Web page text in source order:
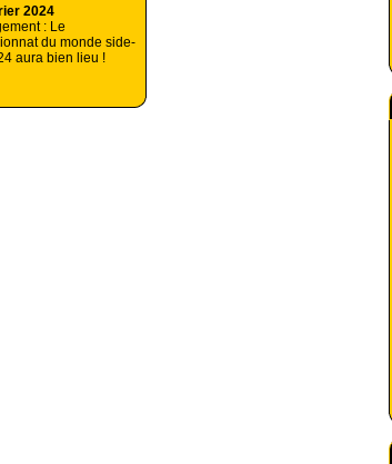
2024
: Le
du monde side-
aura bien lieu !